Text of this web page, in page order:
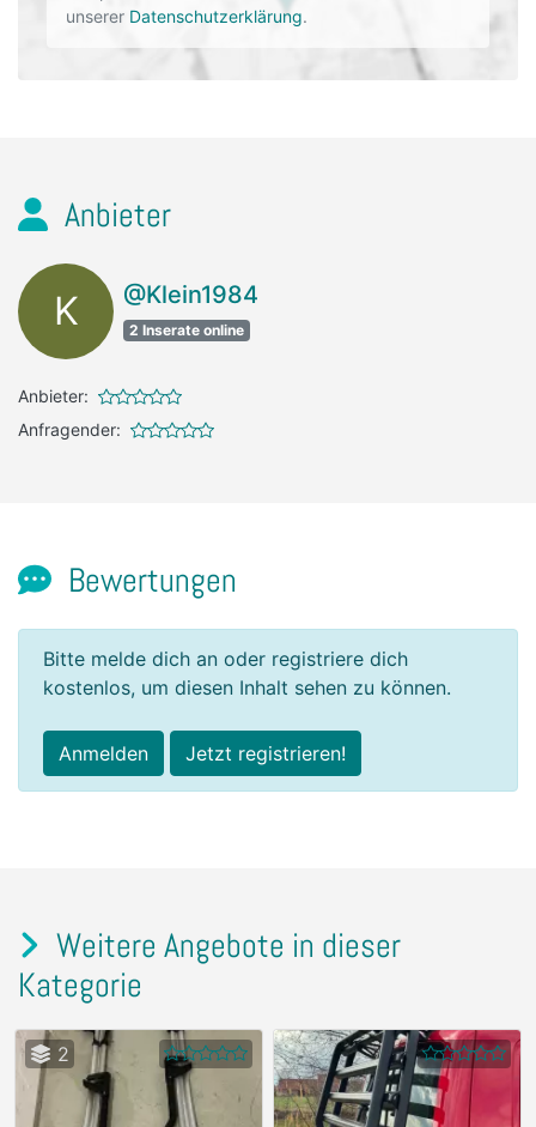
unserer Datenschutzerklärung.
Anbieter
K @Klein1984
2 Inserate online
Anbieter:
Anfragender:
Bewertungen
Bitte melde dich an oder registriere dich
kostenlos, um diesen Inhalt sehen zu können.
Anmelden Jetzt registrieren!
Weitere Angebote in dieser
Kategorie
2